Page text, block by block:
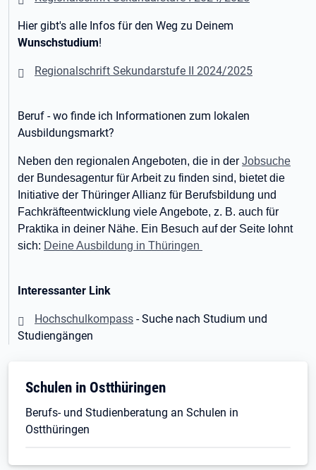
Hier gibt's alle Infos für den Weg zu Deinem
Wunschstudium!
Regionalschrift Sekundarstufe II 2024/2025
Beruf - wo finde ich Informationen zum lokalen
Ausbildungsmarkt?
Neben den regionalen Angeboten, die in der Jobsuche
der Bundesagentur für Arbeit zu finden sind, bietet die
Initiative der Thüringer Allianz für Berufsbildung und
Fachkräfteentwicklung viele Angebote, z. B. auch für
Praktika in deiner Nähe. Ein Besuch auf der Seite lohnt
sich: Deine Ausbildung in Thüringen
Interessanter Link
Hochschulkompass - Suche nach Studium und
Studiengängen
Schulen in Ostthüringen
Berufs- und Studienberatung an Schulen in
Ostthüringen